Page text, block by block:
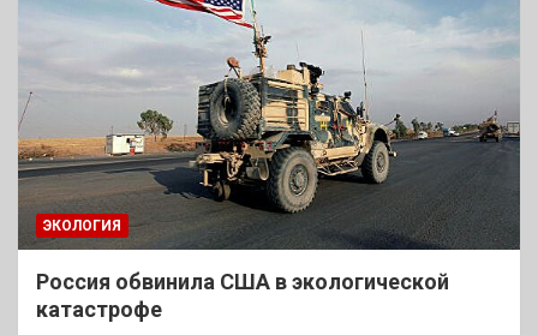
ЭКОЛОГИЯ
Россия обвинила США в экологической
катастрофе